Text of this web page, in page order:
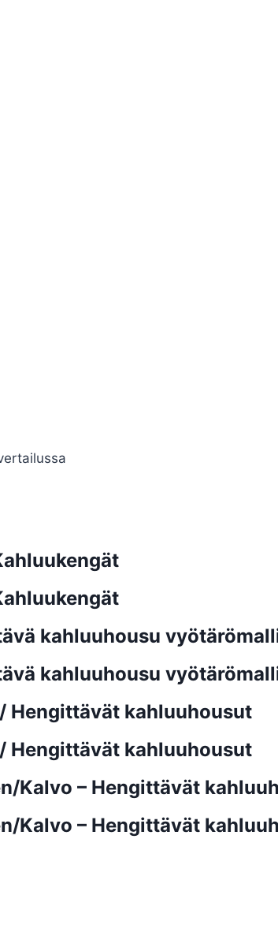
kahluuhousu
kahluuhousu
Hengittävät kahluuhousut
Hengittävät kahluuhousut
Kalvo – Hengittävät
Kalvo – Hengittävät